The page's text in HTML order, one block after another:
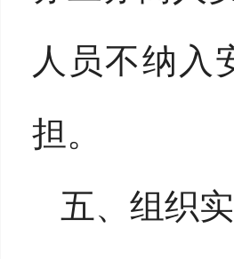
人员不纳入
担。
五、组织